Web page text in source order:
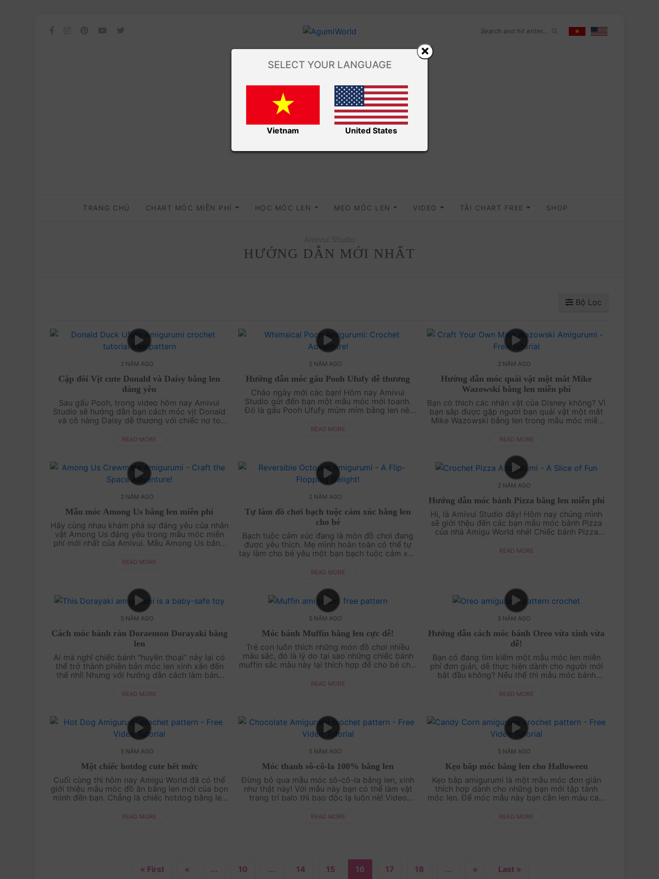
TRANG CHỦ CHART MÓC MIỄN PHÍ HỌC MÓC LEN MẸO MÓC LEN VIDEO TẢI CHART FREE SHOP
HƯỚNG DẪN MỚI NHẤT
Bộ Lọc
2 NĂM AGO
Cặp đôi Vịt cute Donald và Daisy bằng len
đáng yêu
Sau gấu Pooh, trong video hôm nay Amivui
Studio sẽ hướng dẫn bạn cách móc vịt Donald
và cô nàng Daisy dễ thương với chiếc nơ to
nha!....
READ MORE
2 NĂM AGO
Hướng dẫn móc gấu Pooh Ufufy dễ thương
Chào ngày mới các bạn! Hôm nay Amivui
Studio gửi đến bạn một mẫu móc mới toanh.
Đó là gấu Pooh Ufufy mủm mỉm bằng len nè!
làm với tụi mình nh....
READ MORE
2 NĂM AGO
Hướng dẫn móc quái vật một mắt Mike
Wazowski bằng len miễn phí
Bạn có thích các nhân vật của Disney không? Vì
bạn sắp được gặp người bạn quái vật một mắt
Mike Wazowski bằng len trong mẫu móc miễn
đầu t....
READ MORE
2 NĂM AGO
Mẫu móc Among Us bằng len miễn phí
Hãy cùng nhau khám phá sự đáng yêu của nhân
vật Among Us đáng yêu trong mẫu móc miễn
phí mới nhất của Amivui. Mẫu Among Us bằng
chỉ vì nét đáng....
READ MORE
2 NĂM AGO
Tự làm đồ chơi bạch tuộc cảm xúc bằng len
cho bé
Bạch tuộc cảm xúc đang là món đồ chơi đang
được yêu thích. Mẹ mình hoàn toàn có thể tự
tay làm cho bé yêu một bạn bạch tuộc cảm xúc
thể t....
READ MORE
2 NĂM AGO
Hướng dẫn móc bánh Pizza bằng len miễn phí
Hi, là Amivui Studio đây! Hôm nay chúng mình
sẽ giới thệu đến các bạn mẫu móc bánh Pizza
của nhà Amigu World nhé! Chiếc bánh Pizza
bé yêu nhà b....
READ MORE
5 NĂM AGO
Cách móc bánh rán Doraemon Dorayaki bằng
len
Ai mà nghĩ chiếc bánh "huyền thoại" này lại có
thể trở thành phiên bản móc len xinh xắn đến
thế nhỉ! Nhưng với hướng dẫn cách làm bánh
Amigu World sẽ cùng nhau thực hiện được nè!....
READ MORE
5 NĂM AGO
Móc bánh Muffin bằng len cực dễ!
Trẻ con luôn thích những món đồ chơi nhiều
màu sắc, đó là lý do tại sao những chiếc bánh
muffin sắc màu này lại thích hợp để cho bé chơi
em....
READ MORE
5 NĂM AGO
Hướng dẫn cách móc bánh Oreo vừa xinh vừa
dễ!
Bạn có đang tìm kiếm một mẫu móc len miễn
phí đơn giản, dễ thực hiện dành cho người mới
bắt đầu không? Nếu thế thì mẫu móc bánh
dõi cách th....
READ MORE
5 NĂM AGO
Một chiếc hotdog cute hết mức
Cuối cùng thì hôm nay Amigu World đã có thể
giới thiệu mẫu móc đồ ăn bằng len mới của bọn
mình đến bạn. Chẳng là chiếc hotdog bằng len
bọn mình m....
READ MORE
5 NĂM AGO
Móc thanh sô-cô-la 100% bằng len
Đừng bỏ qua mẫu móc sô-cô-la bằng len, xinh
như thật này! Với mẫu này bạn có thể làm vật
trang trí balo thì bao độc lạ luôn nè! Video
giản, dễ hi....
READ MORE
5 NĂM AGO
Kẹo bắp móc bằng len cho Halloween
Kẹo bắp amigurumi là một mẫu móc đơn giản
thích hợp dành cho những bạn mới tập tành
móc len. Để móc mẫu này bạn cần len màu cam
sử pha tr....
READ MORE
« First « ... 10 ... 14 15 16 17 18 ... » Last »
SELECT YOUR LANGUAGE
Vietnam United States